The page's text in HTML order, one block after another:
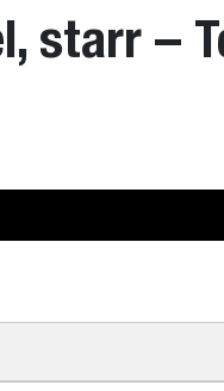
starr –